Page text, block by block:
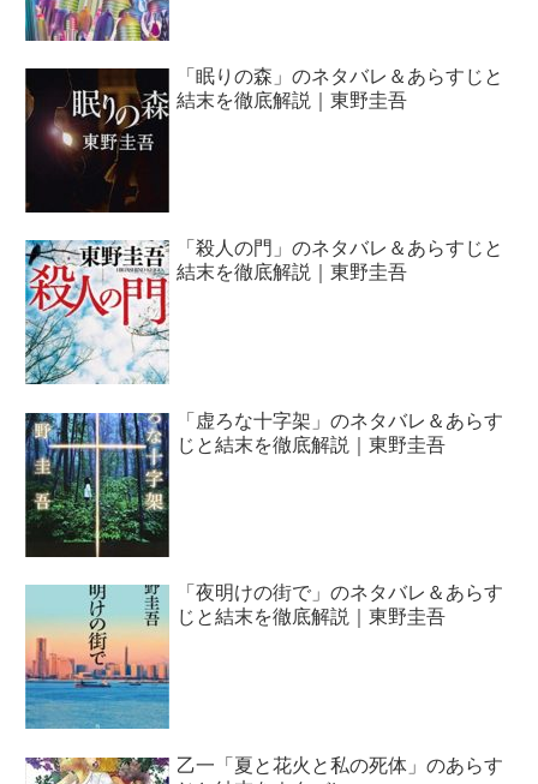
「眠りの森」のネタバレ＆あらすじと
結末を徹底解説｜東野圭吾
「殺人の門」のネタバレ＆あらすじと
結末を徹底解説｜東野圭吾
「虚ろな十字架」のネタバレ＆あらす
じと結末を徹底解説｜東野圭吾
「夜明けの街で」のネタバレ＆あらす
じと結末を徹底解説｜東野圭吾
乙一「夏と花火と私の死体」のあらす